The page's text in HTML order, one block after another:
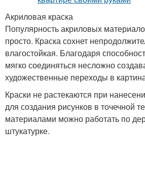
Акриловая краска
Популярность акриловых
просто. Краска сохнет
влагостойкая. Благодаря
мягко соединяться несложно
художественные переходы в
Краски не растекаются при
для создания рисунков в точечной
материалами можно работать по
штукатурке.